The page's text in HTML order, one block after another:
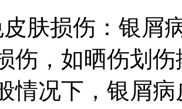
肤损伤：银屑
伤，如晒伤划
情况下，银屑